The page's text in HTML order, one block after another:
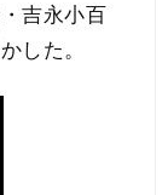
吉永小百
した。